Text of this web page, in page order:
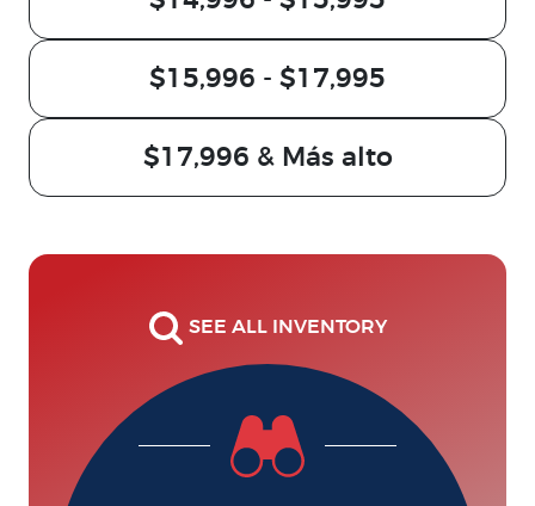
$15,996 - $17,995
$17,996 & Más alto
SEE ALL INVENTORY